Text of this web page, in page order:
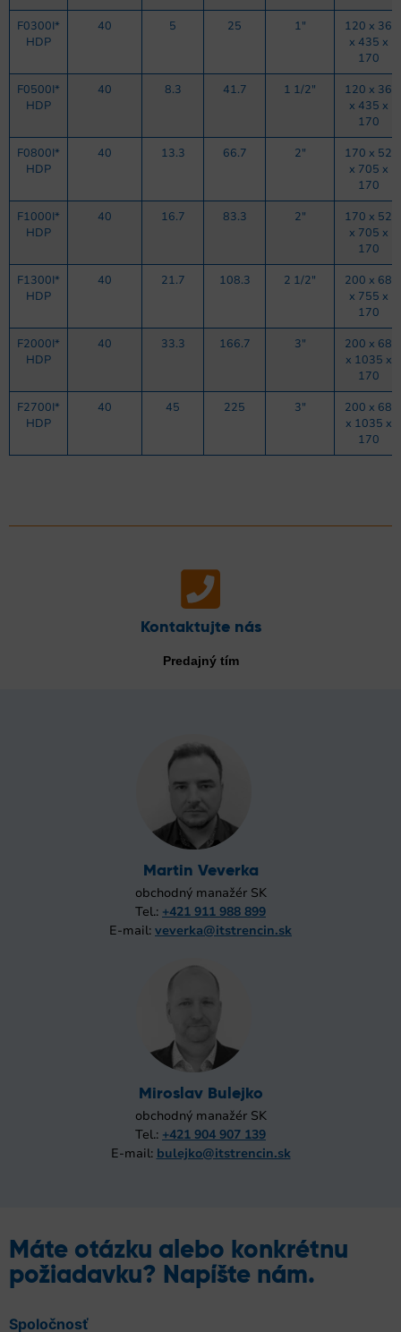
F0300I*
HDP
40 5 25 1″
120 x 36
x 435 x
170
F0500I*
HDP
40 8.3 41.7 1 1/2″
120 x 36
x 435 x
170
F0800I*
HDP
40 13.3 66.7 2″
170 x 52
x 705 x
170
F1000I*
HDP
40 16.7 83.3 2″
170 x 52
x 705 x
170
F1300I*
HDP
40 21.7 108.3 2 1/2″
200 x 68
x 755 x
170
F2000I*
HDP
40 33.3 166.7 3″
200 x 68
x 1035 x
170
F2700I*
HDP
40 45 225 3″
200 x 68
x 1035 x
170
Kontaktujte nás
Predajný tím
Martin Veverka
obchodný manažér SK
Tel.: +421 911 988 899
E-mail: veverka@itstrencin.sk
Miroslav Bulejko
obchodný manažér SK
Tel.: +421 904 907 139
E-mail: bulejko@itstrencin.sk
Máte otázku alebo konkrétnu
požiadavku? Napíšte nám.
Spoločnosť